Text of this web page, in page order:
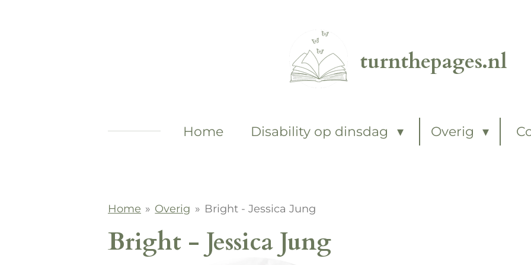
turnthepages.nl
Home Disability op dinsdag Overig
Home » Overig » Bright - Jessica Jung
Bright - Jessica Jung